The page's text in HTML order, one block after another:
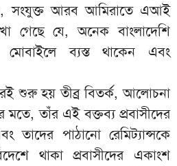
সংযুক্ত আরব আমিরাতে এআই
গেছে যে, অনেক বাংলাদেশি
মোবাইলে ব্যস্ত থাকেন এবং
শুরু হয় তীব্র বিতর্ক, আলোচনা
মতে, তাঁর এই বক্তব্য প্রবাসীদের
তাদের পাঠানো রেমিট্যান্সকে
থাকা প্রবাসীদের একাংশ